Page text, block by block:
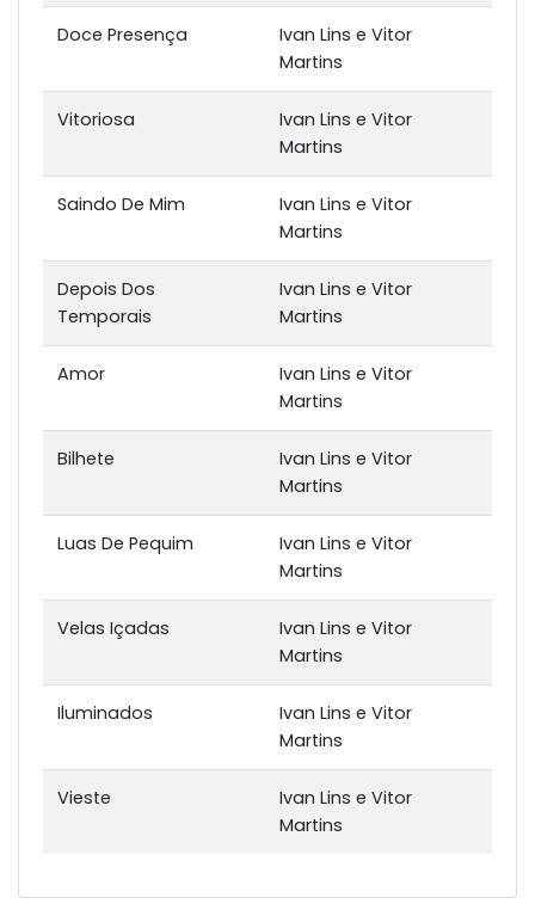
Doce Presença
Ivan Lins e Vitor
Martins
Vitoriosa
Ivan Lins e Vitor
Martins
Saindo De Mim
Ivan Lins e Vitor
Martins
Depois Dos
Temporais
Ivan Lins e Vitor
Martins
Amor
Ivan Lins e Vitor
Martins
Bilhete
Ivan Lins e Vitor
Martins
Luas De Pequim
Ivan Lins e Vitor
Martins
Velas Içadas
Ivan Lins e Vitor
Martins
Iluminados
Ivan Lins e Vitor
Martins
Vieste
Ivan Lins e Vitor
Martins